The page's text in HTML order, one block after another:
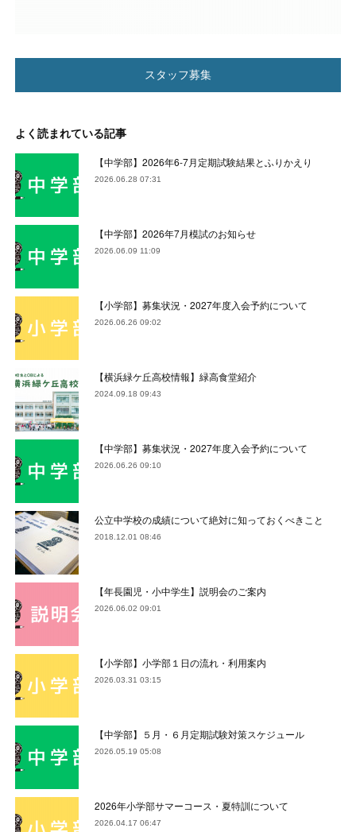
スタッフ募集
よく読まれている記事
【中学部】2026年6-7月定期試験結果とふりかえり
2026.06.28 07:31
【中学部】2026年7月模試のお知らせ
2026.06.09 11:09
【小学部】募集状況・2027年度入会予約について
2026.06.26 09:02
【横浜緑ケ丘高校情報】緑高食堂紹介
2024.09.18 09:43
【中学部】募集状況・2027年度入会予約について
2026.06.26 09:10
公立中学校の成績について絶対に知っておくべきこと
2018.12.01 08:46
【年長園児・小中学生】説明会のご案内
2026.06.02 09:01
【小学部】小学部１日の流れ・利用案内
2026.03.31 03:15
【中学部】５月・６月定期試験対策スケジュール
2026.05.19 05:08
2026年小学部サマーコース・夏特訓について
2026.04.17 06:47